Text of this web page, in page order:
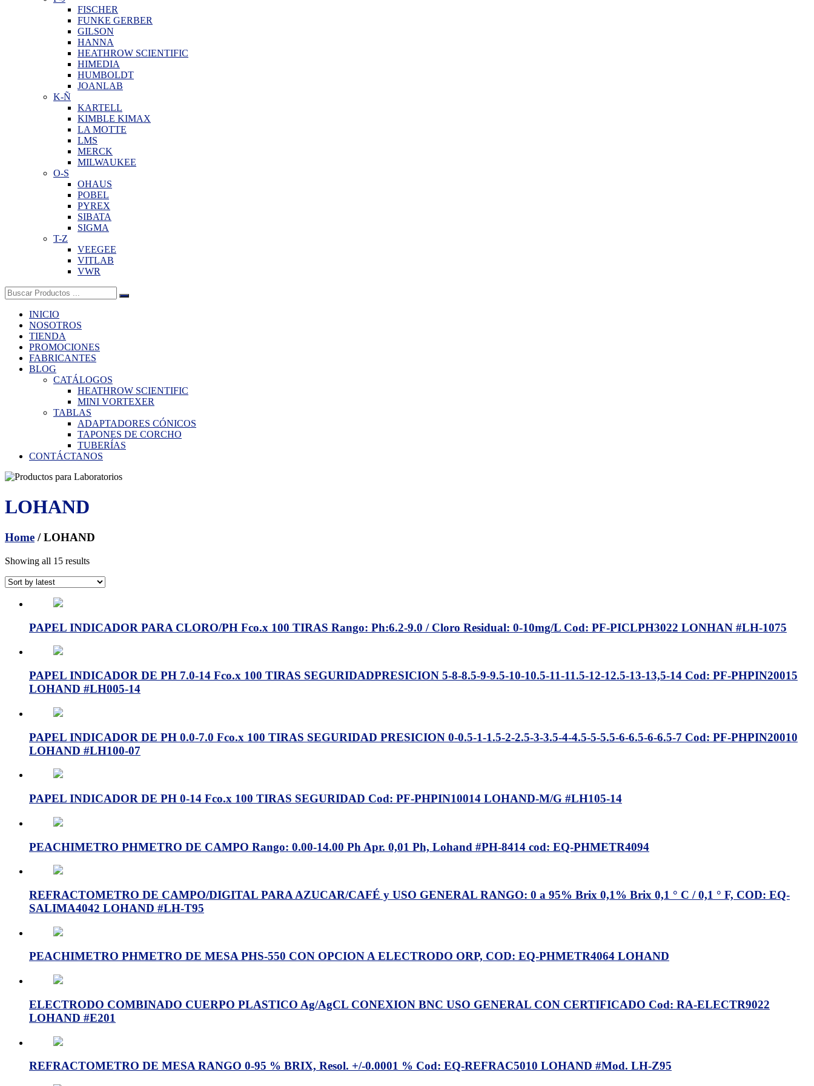
FISCHER
FUNKE GERBER
GILSON
HANNA
HEATHROW SCIENTIFIC
HIMEDIA
HUMBOLDT
JOANLAB
K-Ñ
KARTELL
KIMBLE KIMAX
LA MOTTE
LMS
MERCK
MILWAUKEE
O-S
OHAUS
POBEL
PYREX
SIBATA
SIGMA
T-Z
VEEGEE
VITLAB
VWR
Buscar:
INICIO
NOSOTROS
TIENDA
PROMOCIONES
FABRICANTES
BLOG
CATÁLOGOS
HEATHROW SCIENTIFIC
MINI VORTEXER
TABLAS
ADAPTADORES CÓNICOS
TAPONES DE CORCHO
TUBERÍAS
CONTÁCTANOS
LOHAND
Home / LOHAND
Showing all 15 results
PAPEL INDICADOR PARA CLORO/PH Fco.x 100 TIRAS Rango: Ph:6.2-9.0 / Cloro Residual: 0-10mg/L Cod: PF-PICLPH3022 LONHAN #LH-1075
PAPEL INDICADOR DE PH 7.0-14 Fco.x 100 TIRAS SEGURIDADPRESICION 5-8-8.5-9-9.5-10-10.5-11-11.5-12-12.5-13-13,5-14 Cod: PF-PHPIN20015
LOHAND #LH005-14
PAPEL INDICADOR DE PH 0.0-7.0 Fco.x 100 TIRAS SEGURIDAD PRESICION 0-0.5-1-1.5-2-2.5-3-3.5-4-4.5-5-5.5-6-6.5-6-6.5-7 Cod: PF-PHPIN20010
LOHAND #LH100-07
PAPEL INDICADOR DE PH 0-14 Fco.x 100 TIRAS SEGURIDAD Cod: PF-PHPIN10014 LOHAND-M/G #LH105-14
PEACHIMETRO PHMETRO DE CAMPO Rango: 0.00-14.00 Ph Apr. 0,01 Ph, Lohand #PH-8414 cod: EQ-PHMETR4094
REFRACTOMETRO DE CAMPO/DIGITAL PARA AZUCAR/CAFÉ y USO GENERAL RANGO: 0 a 95% Brix 0,1% Brix 0,1 ° C / 0,1 ° F, COD: EQ-
SALIMA4042 LOHAND #LH-T95
PEACHIMETRO PHMETRO DE MESA PHS-550 CON OPCION A ELECTRODO ORP, COD: EQ-PHMETR4064 LOHAND
ELECTRODO COMBINADO CUERPO PLASTICO Ag/AgCL CONEXION BNC USO GENERAL CON CERTIFICADO Cod: RA-ELECTR9022
LOHAND #E201
REFRACTOMETRO DE MESA RANGO 0-95 % BRIX, Resol. +/-0.0001 % Cod: EQ-REFRAC5010 LOHAND #Mod. LH-Z95